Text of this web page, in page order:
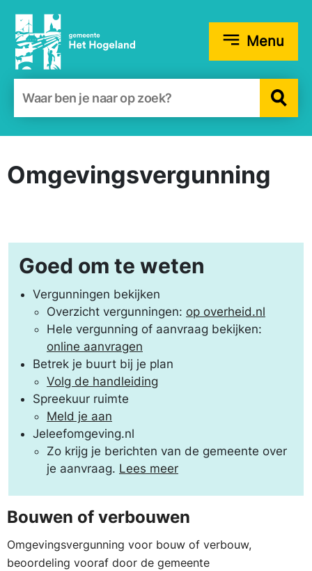
Zoekformulier
Menu
Omgevings­vergunning
Goed om te weten
Vergunningen bekijken
Overzicht vergunningen: op overheid.nl
Hele vergunning of aanvraag bekijken:
online aanvragen
Betrek je buurt bij je plan
Volg de handleiding
Spreekuur ruimte
Meld je aan
Jeleefomgeving.nl
Zo krijg je berichten van de gemeente over
je aanvraag. Lees meer
Bouwen of verbouwen
Omgevings­vergunning voor bouw of verbouw,
beoordeling vooraf door de gemeente